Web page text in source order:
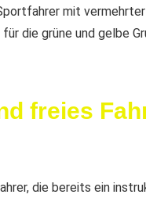
mit
die grüne und gelbe
freies
die bereits ein